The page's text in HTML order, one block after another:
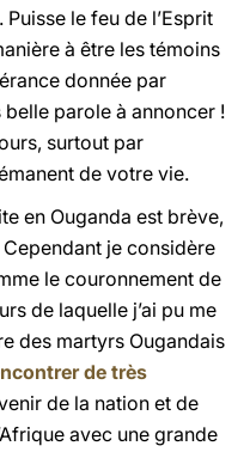
Puisse le feu de l’Esprit
à être les témoins
donnée par
belle parole à annoncer !
surtout par
de votre vie.
en Ouganda est brève,
je considère
le couronnement de
de laquelle j’ai pu me
des martyrs Ougandais
de très
de la nation et de
avec une grande